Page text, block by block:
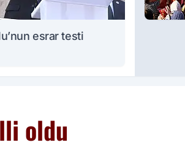
esrar testi
oldu